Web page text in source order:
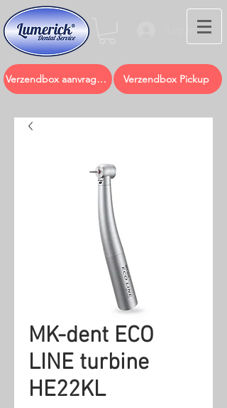
Verzendbox aanvragen Verzendbox Pickup
MK-dent ECO
LINE turbine
HE22KL